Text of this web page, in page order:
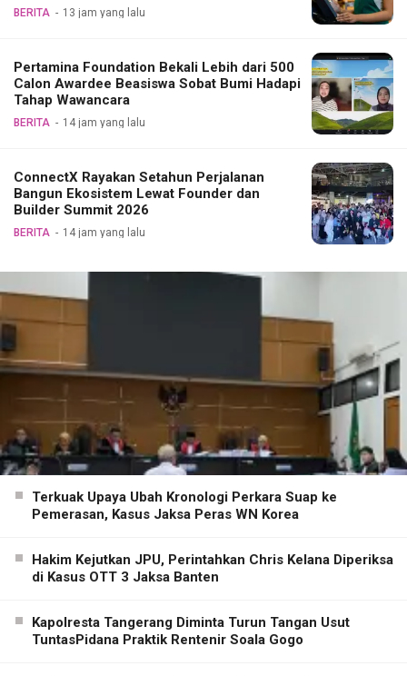
BERITA 13 jam yang lalu
Pertamina Foundation Bekali Lebih dari 500
Calon Awardee Beasiswa Sobat Bumi Hadapi
Tahap Wawancara
BERITA 14 jam yang lalu
ConnectX Rayakan Setahun Perjalanan
Bangun Ekosistem Lewat Founder dan
Builder Summit 2026
BERITA 14 jam yang lalu
Terkuak Upaya Ubah Kronologi Perkara Suap ke
Pemerasan, Kasus Jaksa Peras WN Korea
Hakim Kejutkan JPU, Perintahkan Chris Kelana Diperiksa
di Kasus OTT 3 Jaksa Banten
Kapolresta Tangerang Diminta Turun Tangan Usut
TuntasPidana Praktik Rentenir Soala Gogo